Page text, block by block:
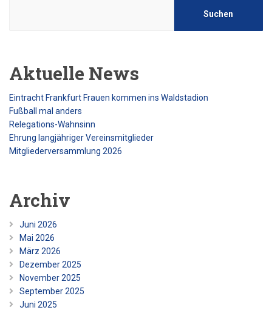
Suchen
Aktuelle News
Eintracht Frankfurt Frauen kommen ins Waldstadion
Fußball mal anders
Relegations-Wahnsinn
Ehrung langjähriger Vereinsmitglieder
Mitgliederversammlung 2026
Archiv
Juni 2026
Mai 2026
März 2026
Dezember 2025
November 2025
September 2025
Juni 2025